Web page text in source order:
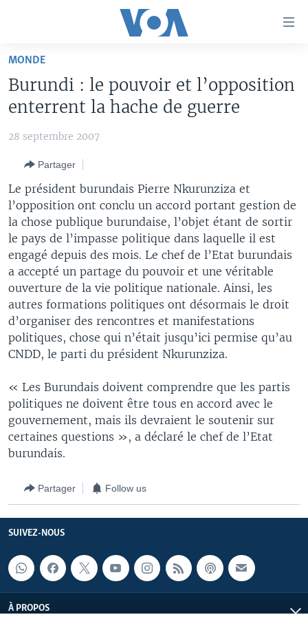
Retour
navigation
Retour
la
recherche
SPORT
WASHINGTON FORUM
CORRESPONDANT VOA
FOCUS SAHEL
REPORTAGES
VOUS + NOUS
CARNET DE SANTÉ
À VOTRE AVIS
VOTRE SANTÉ VOTRE AVENIR
LE MONDE AU FÉMININ
L'AMÉRIQUE ET VOUS
DIALOGUE DES RELIGIONS
RM SHOW
BAMBARA
FULFULDE
LINGALA
SANGO
Apprenez L'anglais
SUIVEZ-NOUS
Langues
MONDE
Burundi : le pouvoir et l’opposition
enterrent la hache de guerre
28 septembre 2007
Partager
Le président burundais Pierre Nkurunziza et
l’opposition ont conclu un accord portant gestion de
la chose publique burundaise, l’objet étant de sortir
le pays de l’impasse politique dans laquelle il est
engagé depuis des mois. Le chef de l’Etat burundais
a accepté un partage du pouvoir et une véritable
ouverture de la vie politique nationale. Ainsi, les
autres formations politiques ont désormais le droit
d’organiser des rencontres et manifestations
politiques, chose qui n’était jusqu’ici permise qu’au
CNDD, le parti du président Nkurunziza.
« Les Burundais doivent comprendre que les partis
politiques ne doivent être tous en accord avec le
gouvernement, mais ils devraient le soutenir sur
certaines questions », a déclaré le chef de l’Etat
burundais.
Partager Follow us
SUIVEZ-NOUS
À PROPOS